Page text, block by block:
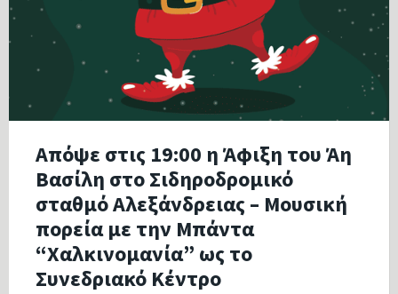
Απόψε στις 19:00 η Άφιξη του Άη
Βασίλη στο Σιδηροδρομικό
σταθμό Αλεξάνδρειας – Μουσική
πορεία με την Μπάντα
“Χαλκινομανία” ως το
Συνεδριακό Κέντρο